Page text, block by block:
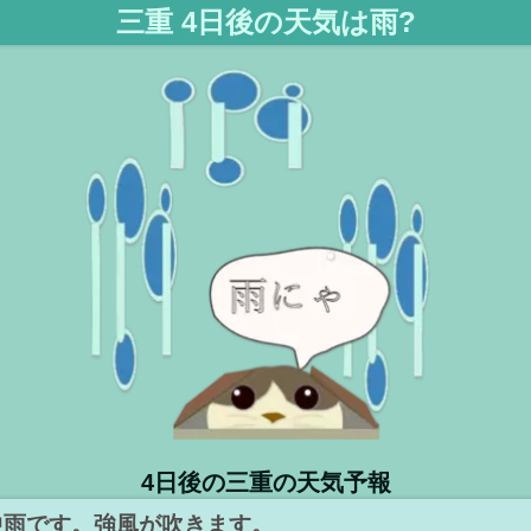
三重 4日後の天気は雨?
4日後の三重の天気予報
です。強風が吹きます。